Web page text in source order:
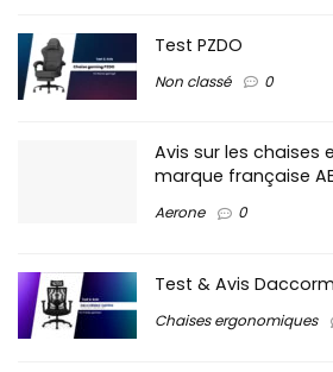
Test PZDO
Non classé 0
Avis sur les chaises
marque française
Aerone 0
Test & Avis
Chaises ergonomiques